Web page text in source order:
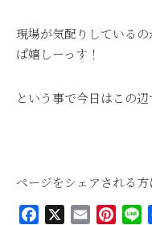
現場が気配りしている
ぱ嬉しーっす！
という事で今日はこの辺
ページをシェアされる
Facebook Email